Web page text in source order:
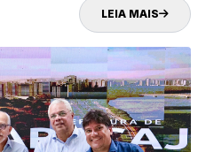
LEIA MAIS